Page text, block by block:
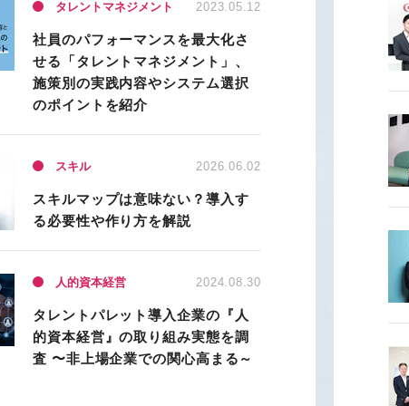
タレントマネジメント 2023.05.12
社員のパフォーマンスを最大化さ
せる「タレントマネジメント」、
施策別の実践内容やシステム選択
のポイントを紹介
スキル 2026.06.02
スキルマップは意味ない？導入す
る必要性や作り方を解説
人的資本経営 2024.08.30
タレントパレット導入企業の『人
的資本経営』の取り組み実態を調
査 〜非上場企業での関心高まる～